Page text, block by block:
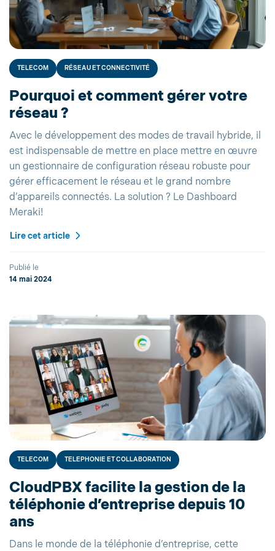
TELECOM RÉSEAU ET CONNECTIVITÉ
Pourquoi et comment gérer votre
réseau ?
Avec le développement des modes de travail hybride, il
est indispensable de mettre en place mettre en œuvre
un gestionnaire de configuration réseau robuste pour
gérer efficacement le réseau et le grand nombre
d’appareils connectés. La solution ? Le Dashboard
Meraki!
Lire cet article
Publié le
14 mai 2024
TELECOM TELEPHONIE ET COLLABORATION
CloudPBX facilite la gestion de la
téléphonie d’entreprise depuis 10
ans
Dans le monde de la téléphonie d’entreprise, cette